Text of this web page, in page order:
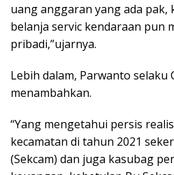
uang anggaran yang ada pak,
belanja servic kendaraan pun
pribadi,”ujarnya.
Lebih dalam, Parwanto selaku
menambahkan.
“Yang mengetahui persis
kecamatan di tahun 2021
(Sekcam) dan juga kasubag